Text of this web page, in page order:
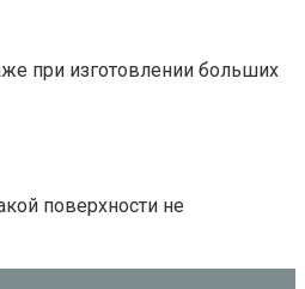
при изготовлении больших
поверхности не